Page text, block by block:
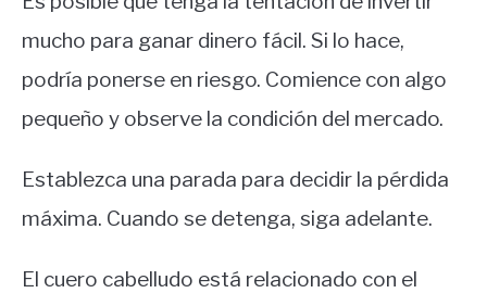
mucho para ganar dinero fácil. Si lo hace,
podría ponerse en riesgo. Comience con algo
pequeño y observe la condición del mercado.
Establezca una parada para decidir la pérdida
máxima. Cuando se detenga, siga adelante.
El cuero cabelludo está relacionado con el